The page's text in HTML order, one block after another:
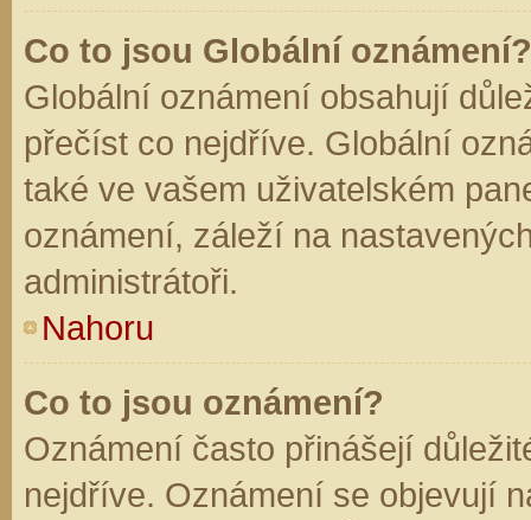
Co to jsou Globální oznámení?
Globální oznámení obsahují
přečíst co nejdříve. Globální
také ve vašem uživatelském
oznámení, záleží na
administrátoři.
Nahoru
Co to jsou oznámení?
Oznámení často přinášejí
nejdříve. Oznámení se objevují